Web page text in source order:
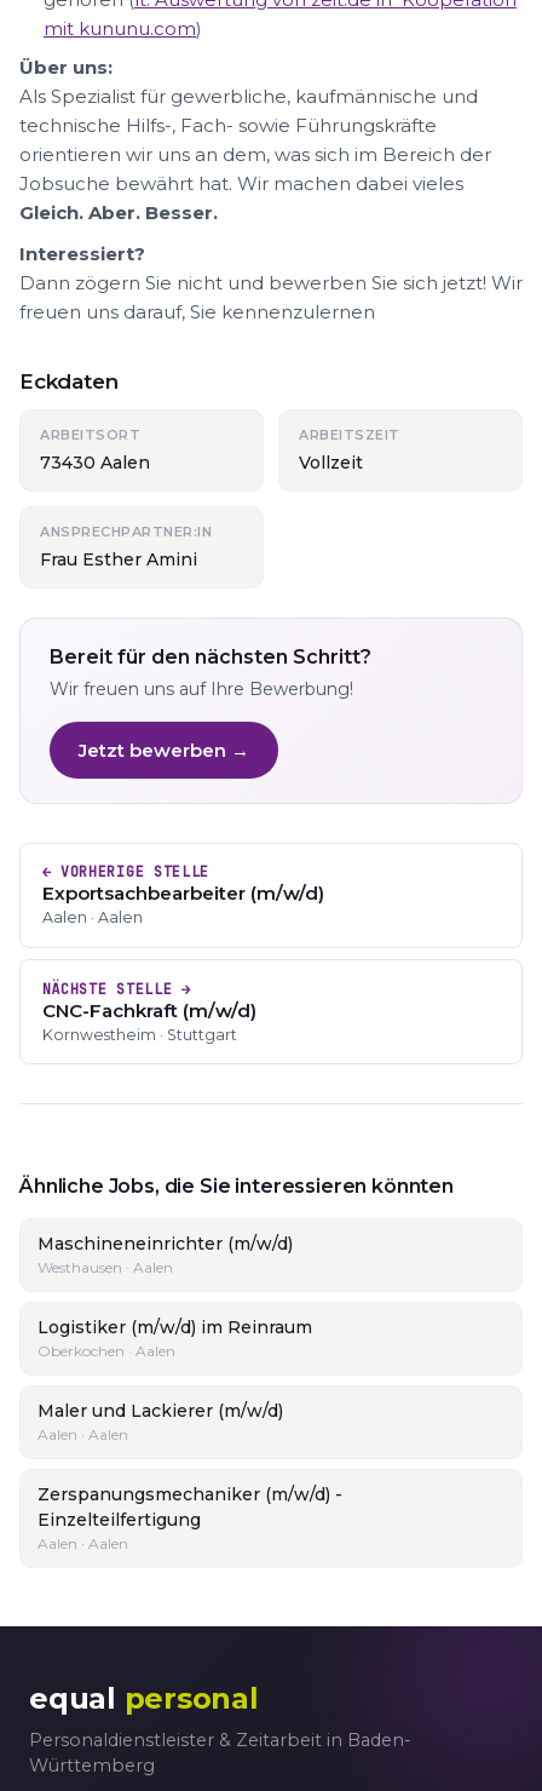
mit kununu.com)
Über uns:
Als Spezialist für gewerbliche, kaufmännische und
technische Hilfs-, Fach- sowie Führungskräfte
orientieren wir uns an dem, was sich im Bereich der
Jobsuche bewährt hat. Wir machen dabei vieles
Gleich. Aber. Besser.
Interessiert?
Dann zögern Sie nicht und bewerben Sie sich jetzt! Wir
freuen uns darauf, Sie kennenzulernen
Eckdaten
ARBEITSORT
73430 Aalen
ARBEITSZEIT
Vollzeit
ANSPRECHPARTNER:IN
Frau Esther Amini
Bereit für den nächsten Schritt?
Wir freuen uns auf Ihre Bewerbung!
Jetzt bewerben →
← VORHERIGE STELLE
Exportsachbearbeiter (m/w/d)
Aalen · Aalen
NÄCHSTE STELLE →
CNC-Fachkraft (m/w/d)
Kornwestheim · Stuttgart
Ähnliche Jobs, die Sie interessieren könnten
Maschineneinrichter (m/w/d)
Westhausen · Aalen
Logistiker (m/w/d) im Reinraum
Oberkochen · Aalen
Maler und Lackierer (m/w/d)
Aalen · Aalen
Zerspanungsmechaniker (m/w/d) -
Einzelteilfertigung
Aalen · Aalen
equal personal
Personaldienstleister & Zeitarbeit in Baden-
Württemberg